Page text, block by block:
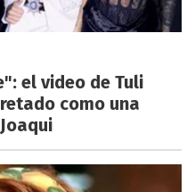
el video de Tuli
como una